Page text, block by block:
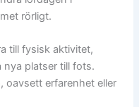
rörligt.
till fysisk aktivitet,
nya platser till fots.
oavsett erfarenhet eller